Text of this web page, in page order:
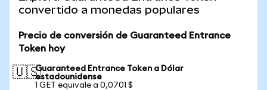
convertido a monedas populares
Precio de conversión de Guaranteed Entrance
Token hoy
🇺🇸Guaranteed Entrance Token a Dólar
estadounidense
1 GET equivale a 0,0701 $